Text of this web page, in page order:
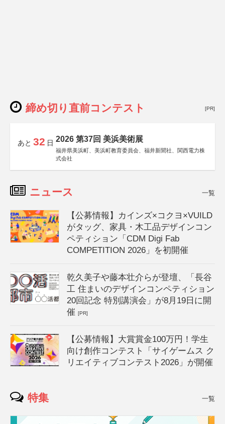
締め切り直前コンテスト [PR]
あと 32 日 2026 第37回 美浜美術展
福井県美浜町、美浜町教育委員会、福井新聞社、関西電力株
式会社
ニュース 一覧
【公募情報】カインズ×コクヨ×VUILD
がタッグ、家具・木工品デザインコン
ペティション「CDM Digi Fab
COMPETITION 2026」を初開催
乾久美子や藤本壮介らが登壇、「長谷
工 住まいのデザインコンペティション
20回記念 特別講演会」が8月19日に開
催[PR]
【公募情報】大賞賞金100万円！学生
向け創作コンテスト「サイゲームス ク
リエイティブコンテスト2026」が開催
特集 一覧